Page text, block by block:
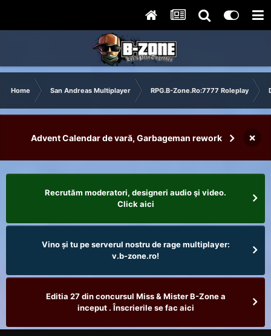
Home San Andreas Multiplayer RPG.B-Zone.Ro:7777 Roleplay
Advent Calendar de vară, Garbageman rework ×
Recrutăm moderatori, designeri audio şi video.
Click aici
Vino și tu pe serverul nostru de rage multiplayer:
v.b-zone.ro!
Editia 27 din concursul Miss & Mister B-Zone a
inceput . Înscrierile se fac aici